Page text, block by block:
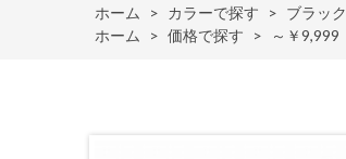
ホーム
> カラーで探す > ブラック
ホーム
> 価格で探す > ～￥9,999